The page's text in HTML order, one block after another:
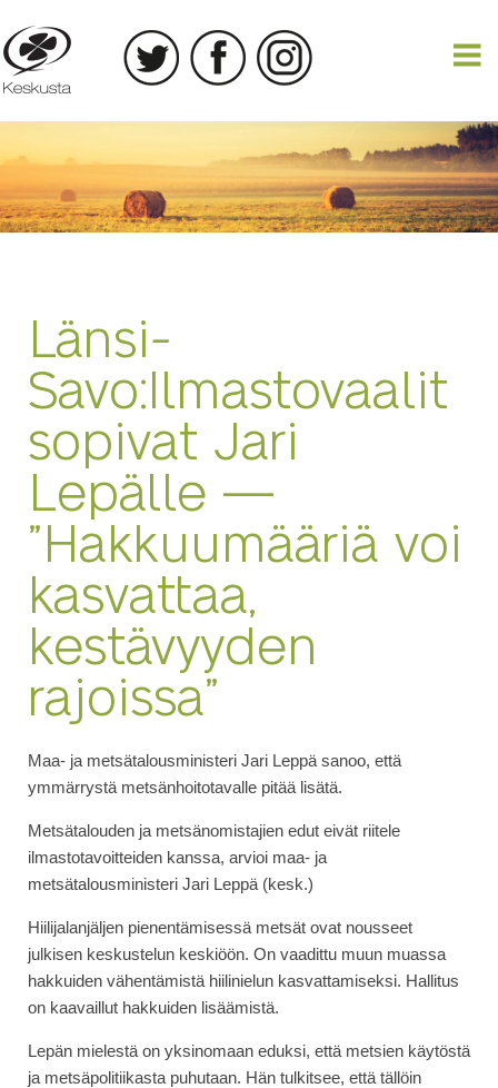
Länsi-
Savo:Ilmastovaalit
sopivat Jari
Lepälle —
”Hakkuumääriä voi
kasvattaa,
kestävyyden
rajoissa”
Maa- ja metsätalousministeri Jari Leppä sanoo, että
ymmärrystä metsänhoitotavalle pitää lisätä.
Metsätalouden ja metsänomistajien edut eivät riitele
ilmastotavoitteiden kanssa, arvioi maa- ja
metsätalousministeri Jari Leppä (kesk.)
Hiilijalanjäljen pienentämisessä metsät ovat nousseet
julkisen keskustelun keskiöön. On vaadittu muun muassa
hakkuiden vähentämistä hiilinielun kasvattamiseksi. Hallitus
on kaavaillut hakkuiden lisäämistä.
Lepän mielestä on yksinomaan eduksi, että metsien käytöstä
ja metsäpolitiikasta puhutaan. Hän tulkitsee, että tällöin